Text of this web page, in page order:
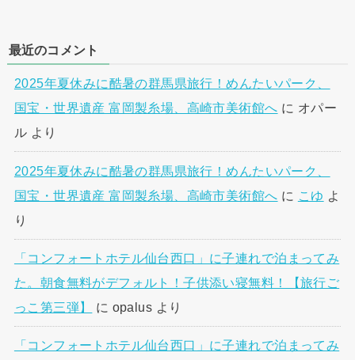
最近のコメント
2025年夏休みに酷暑の群馬県旅行！めんたいパーク、
国宝・世界遺産 富岡製糸場、高崎市美術館へ に オパー
ル より
2025年夏休みに酷暑の群馬県旅行！めんたいパーク、
国宝・世界遺産 富岡製糸場、高崎市美術館へ に こゆ よ
り
「コンフォートホテル仙台西口」に子連れで泊まってみ
た。朝食無料がデフォルト！子供添い寝無料！【旅行ご
っこ第三弾】
に opalus より
「コンフォートホテル仙台西口」に子連れで泊まってみ